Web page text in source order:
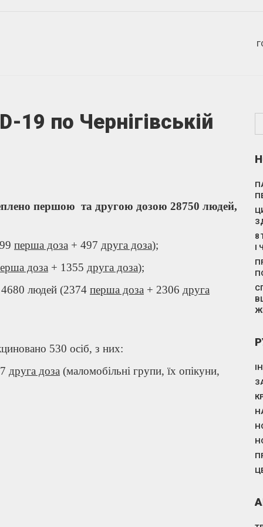
19 по Чернігівській
першою та другою дозою 28750 людей,
перша доза + 497 друга доза);
доза + 1355 друга доза);
людей (2374 перша доза + 2306 друга
530 осіб, з них:
друга доза (маломобільні групи, їх опікуни,
8
І